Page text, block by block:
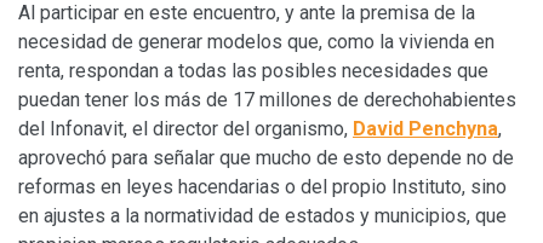
Al participar en este encuentro, y ante la premisa de la
necesidad de generar modelos que, como la vivienda en
renta, respondan a todas las posibles necesidades que
puedan tener los más de 17 millones de derechohabientes
del Infonavit, el director del organismo, David Penchyna,
aprovechó para señalar que mucho de esto depende no de
reformas en leyes hacendarias o del propio Instituto, sino
en ajustes a la normatividad de estados y municipios, que